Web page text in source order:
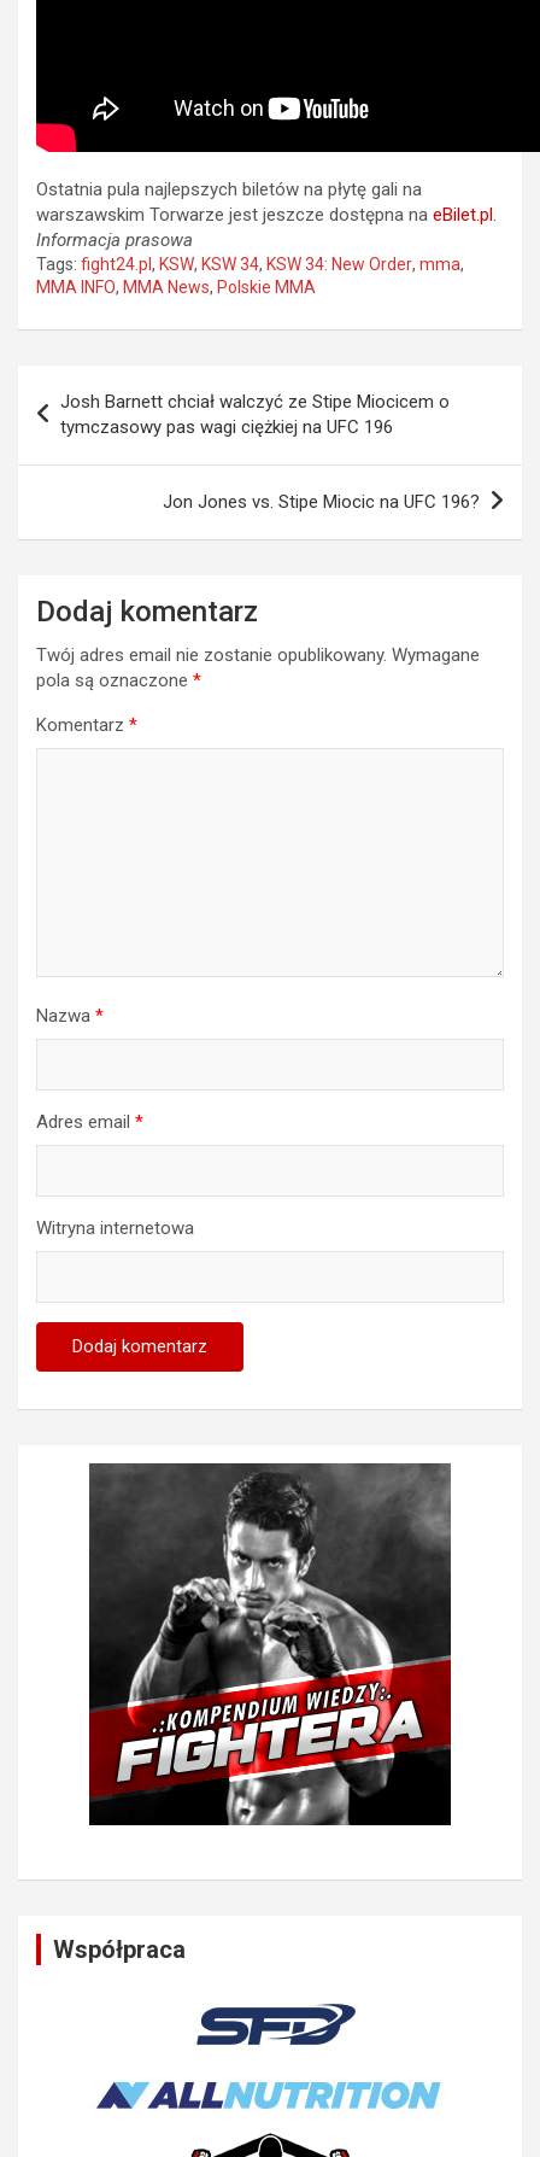
Ostatnia pula najlepszych biletów na płytę gali na
warszawskim Torwarze jest jeszcze dostępna na eBilet.pl.
Informacja prasowa
Tags: fight24.pl , KSW, KSW 34, KSW 34: New Order, mma,
MMA INFO, MMA News, Polskie MMA
wpisu
Josh Barnett chciał walczyć ze Stipe Miocicem o
tymczasowy pas wagi ciężkiej na UFC 196
Jon Jones vs. Stipe Miocic na UFC 196?
Dodaj komentarz
Twój adres email nie zostanie opublikowany. Wymagane
pola są oznaczone *
Komentarz *
Nazwa *
Adres email *
Witryna internetowa
Współpraca